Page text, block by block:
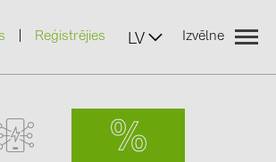
Reģistrējies LV Izvēlne